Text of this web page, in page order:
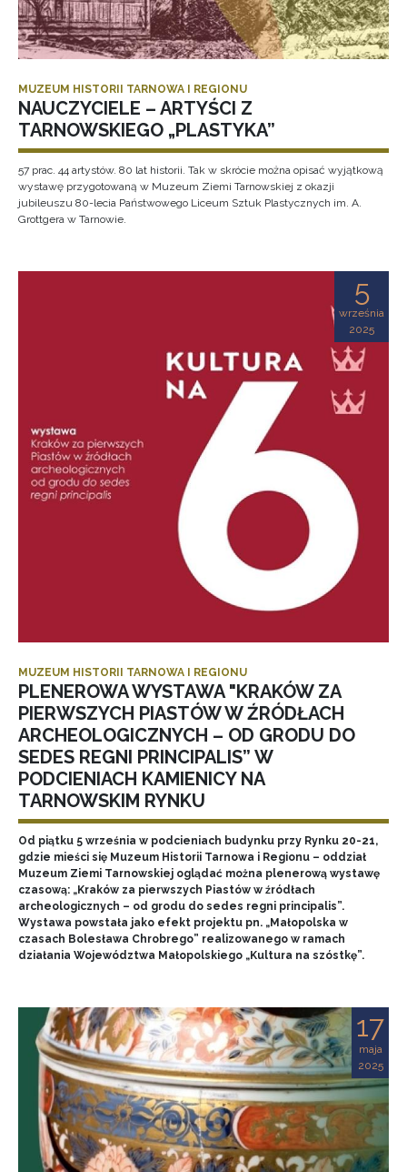
MUZEUM HISTORII TARNOWA I REGIONU
NAUCZYCIELE – ARTYŚCI Z
TARNOWSKIEGO „PLASTYKA”
57 prac. 44 artystów. 80 lat historii. Tak w skrócie można opisać wyjątkową
wystawę przygotowaną w Muzeum Ziemi Tarnowskiej z okazji
jubileuszu 80-lecia Państwowego Liceum Sztuk Plastycznych im. A.
Grottgera w Tarnowie.
5
września
2025
MUZEUM HISTORII TARNOWA I REGIONU
PLENEROWA WYSTAWA "KRAKÓW ZA
PIERWSZYCH PIASTÓW W ŹRÓDŁACH
ARCHEOLOGICZNYCH – OD GRODU DO
SEDES REGNI PRINCIPALIS” W
PODCIENIACH KAMIENICY NA
TARNOWSKIM RYNKU
Od piątku 5 września w podcieniach budynku przy Rynku 20-21,
gdzie mieści się Muzeum Historii Tarnowa i Regionu – oddział
Muzeum Ziemi Tarnowskiej oglądać można plenerową wystawę
czasową: „Kraków za pierwszych Piastów w źródłach
archeologicznych – od grodu do sedes regni principalis”.
Wystawa powstała jako efekt projektu pn. „Małopolska w
czasach Bolesława Chrobrego” realizowanego w ramach
działania Województwa Małopolskiego „Kultura na szóstkę”.
17
maja
2025